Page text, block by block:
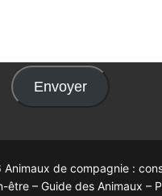
Envoyer
de compagnie :
être – Guide des Animaux –